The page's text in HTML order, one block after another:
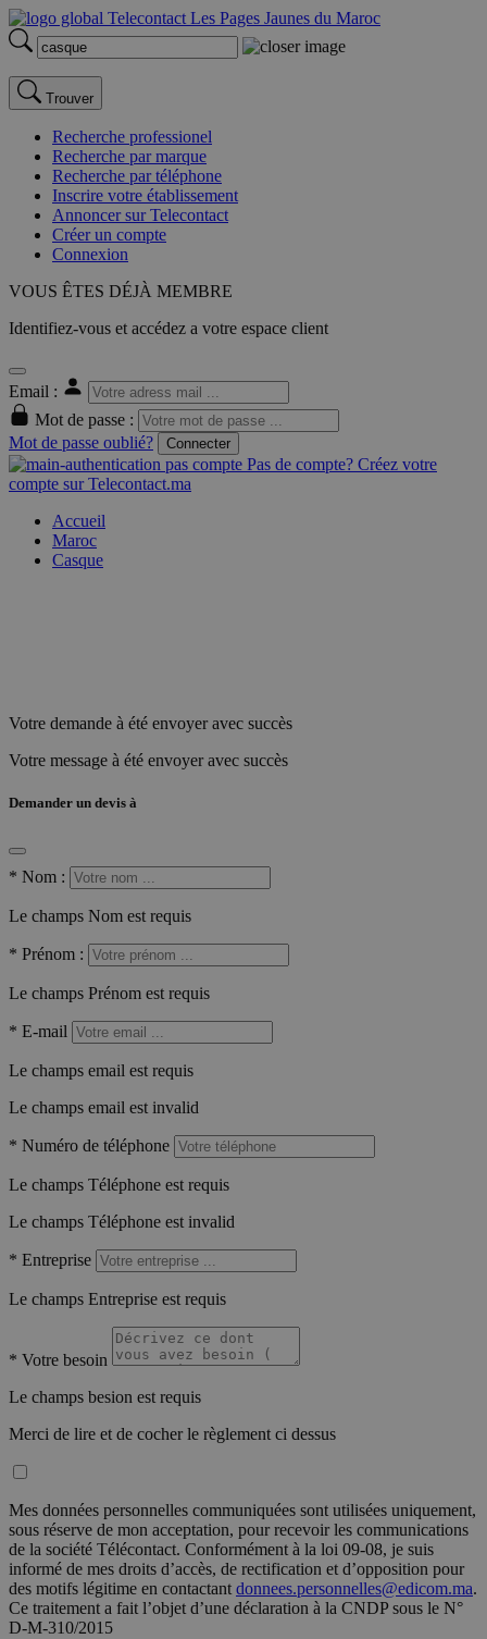
Trouver
Recherche professionel
Recherche par marque
Recherche par téléphone
Inscrire votre établissement
Annoncer sur Telecontact
Créer un compte
Connexion
VOUS ÊTES DÉJÀ MEMBRE
Identifiez-vous et accédez a votre espace client
Email :
Mot de passe :
Mot de passe oublié?
Connecter
Pas de compte? Créez votre
compte sur Telecontact.ma
Accueil
Maroc
Casque
Votre demande à été envoyer avec succès
Votre message à été envoyer avec succès
Demander un devis à
* Nom :
Le champs Nom est requis
* Prénom :
Le champs Prénom est requis
* E-mail
Le champs email est requis
Le champs email est invalid
* Numéro de téléphone
Le champs Téléphone est requis
Le champs Téléphone est invalid
* Entreprise
Le champs Entreprise est requis
* Votre besoin
Le champs besion est requis
Merci de lire et de cocher le règlement ci dessus
Mes données personnelles communiquées sont utilisées uniquement,
sous réserve de mon acceptation, pour recevoir les communications
de la société Télécontact. Conformément à la loi 09-08, je suis
informé de mes droits d’accès, de rectification et d’opposition pour
des motifs légitime en contactant donnees.personnelles@edicom.ma.
Ce traitement a fait l’objet d’une déclaration à la CNDP sous le N°
D-M-310/2015